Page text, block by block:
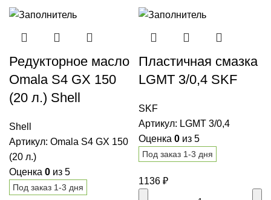
Редукторное масло
Omala S4 GX 150
(20 л.) Shell
Shell
Артикул: Omala S4 GX 150
(20 л.)
Оценка 0 из 5
Под заказ 1-3 дня
Пластичная смазка
LGMT 3/0,4 SKF
SKF
Артикул: LGMT 3/0,4
Оценка 0 из 5
Под заказ 1-3 дня
1136 ₽